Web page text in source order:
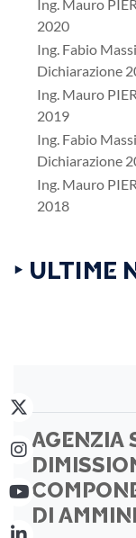
Ing. Mauro
2020
Ing. Fabio
Dichiarazione
Ing. Mauro
2019
Ing. Fabio
Dichiarazione
Ing. Mauro
2018
‣ ULTIME
AGENZIA
DI